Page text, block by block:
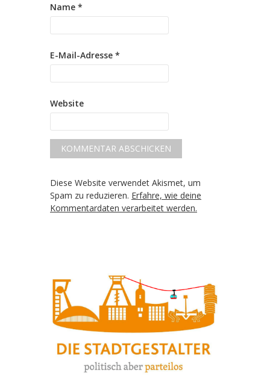
Name *
E-Mail-Adresse *
Website
Diese Website verwendet Akismet, um
Spam zu reduzieren. Erfahre, wie deine
Kommentardaten verarbeitet werden.